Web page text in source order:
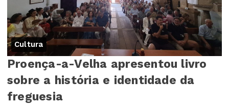
Cultura
Proença-a-Velha apresentou livro
sobre a história e identidade da
freguesia